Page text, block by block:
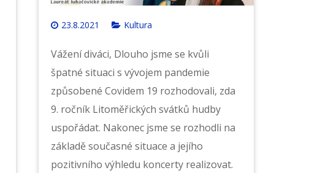
23.8.2021 Kultura
Vážení diváci, Dlouho jsme se kvůli
špatné situaci s vývojem pandemie
způsobené Covidem 19 rozhodovali, zda
9. ročník Litoměřických svátků hudby
uspořádat. Nakonec jsme se rozhodli na
základě současné situace a jejího
pozitivního výhledu koncerty realizovat.